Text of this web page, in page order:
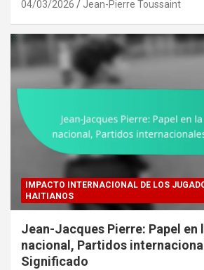
04/03/2026 Jean-Pierre Toussaint
IMPACTO INTERNACIONAL DE LOS
HAITIANOS
Jean-Jacques Pierre: Papel en
nacional, Partidos
Significado